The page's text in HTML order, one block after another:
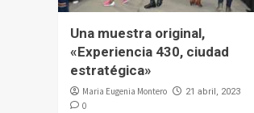
Una muestra original,
«Experiencia 430, ciudad
estratégica»
Maria Eugenia Montero 21 abril, 2023
0